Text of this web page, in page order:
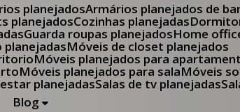
planejados Armários planejados de
planejados Cozinhas planejadas
Guarda roupas planejados Home
planejadas Móveis de closet planejados
Móveis planejados para
Móveis planejados para sala Móveis
estar planejadas Salas de tv planejadas
Blog